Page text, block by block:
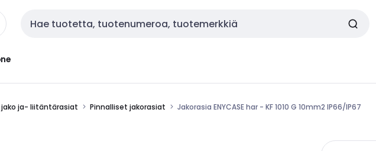
Haku
jako ja- liitäntärasiat Pinnalliset jakorasiat Jakorasia ENYCASE har - KF 1010 G 10mm2 IP66/IP67